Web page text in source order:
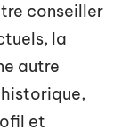
conseiller
la
autre
et